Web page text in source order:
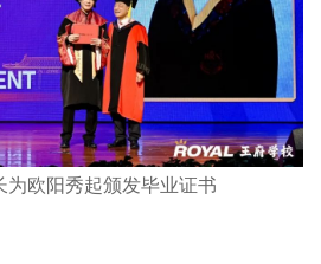
为欧阳秀起颁发毕业证书